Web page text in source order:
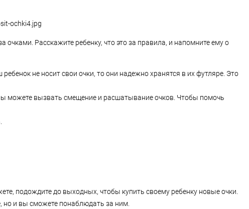
Расскажите ребенку, что это за правила, и напомните ему о
не носит свои очки, то они надежно хранятся в их футляре. Это
можете вызвать смещение и расшатывание очков. Чтобы помочь
подождите до выходных, чтобы купить своему ребенку новые очки.
но и вы сможете понаблюдать за ним.